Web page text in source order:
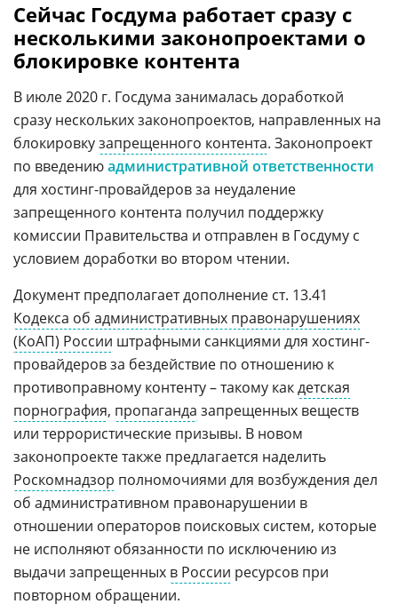
Сейчас Госдума работает сразу с
несколькими законопроектами о
блокировке контента
В июле 2020 г. Госдума занималась доработкой
сразу нескольких законопроектов, направленных на
блокировкузапрещенного контента. Законопроект
по введениюадминистративной ответственности
для хостинг-провайдеров за неудаление
запрещенного контента получил поддержку
комиссии Правительства и отправлен в Госдуму с
условием доработки во втором чтении.
Документ предполагает дополнение ст. 13.41
Кодекса об административных правонарушениях
(КоАП) России штрафными санкциями для хостинг-
провайдеров за бездействие по отношению к
противоправному контенту – такому какдетская
порнография, пропаганда запрещенных веществ
или террористические призывы. В новом
законопроекте также предлагается наделить
Роскомнадзор полномочиями для возбуждения дел
об административном правонарушении в
отношении операторов поисковых систем, которые
не исполняют обязанности по исключению из
выдачи запрещенных в России ресурсов при
повторном обращении.